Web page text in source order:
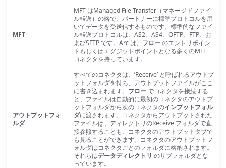
MFT
MFT はManaged File Transfer（マネージドファイ
ル転送）の略で、パートナーに標準プロトコルを用
いてデータを受送信するものです。標準的なファイ
ル転送プロトコルは、AS2、AS4、OFTP、FTP、お
よびSFTP です。Arc は、 フローのエントリポイン
トもしくはエグジットポイントとなる多くのMFT
コネクタを持っています。
アウトプットフォ
ルダ
すべてのコネクタは、’Receive’ と呼ばれるアウトプ
ットフォルダを持ち、アウトプットファイルがここ
に書き込まれます。 フローでコネクタを接続する
と、ファイルは自動的に最初のコネクタのアウトプ
ットフォルダから次のコネクタのインプットフォル
ダに渡されます。コネクタからアウトプットされた
ファイルは、ディレクトリのReceive フォルダで直
接参照することも、コネクタのアウトプットタブで
も見ることができます。コネクタのアウトプットフ
ォルダはコネクタごとのフォルダに格納されます。
それらはデータディレクトリ のサブフォルダとな
っています。